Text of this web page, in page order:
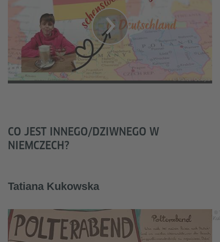
© Marcel Ociepa
CO JEST INNEGO/DZIWNEGO W
NIEMCZECH?
Tatiana Kukowska